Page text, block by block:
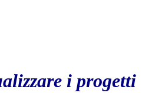
i progetti